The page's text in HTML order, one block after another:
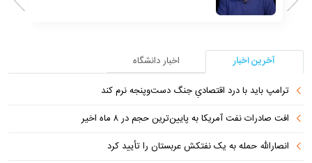
آخرین اخبار
اخبار دانشگاه
ترامپ باید با درد اقتصادیِ جنگ دست‌و‌پنجه نرم کند
افت صادرات نفت آمریکا به پایین‌ترین حجم در ۸ ماه اخیر
انصارالله حمله به یک نفتکش عربستان را تأیید کرد